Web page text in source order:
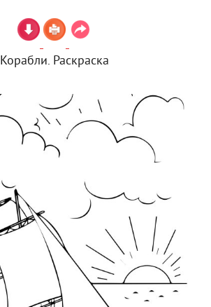
Корабли. Раскраска